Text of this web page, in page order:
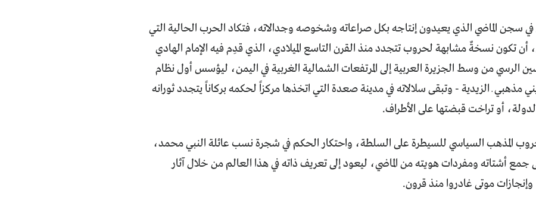
في سجن الماضي الذي يعيدون إنتاجه بكل صراعاته وشخوصه وجدالاته، فتكاد الحرب الحالية التي
أن تكون نسخةٌ مشابهة لحروب تتجدد منذ القرن التاسع الميلادي، الذي قدِم فيه الإمام الهادي
الرسي من وسط الجزيرة العربية إلى المرتفعات الشمالية الغربية في اليمن، ليؤسس أول نظام
مذهبي ـ الزيدية - وتبقى سلالاته في مدينة صعدة التي اتخذها مركزاً لحكمه بركاناً يتجدد ثورانه
أو تراخت قبضتها على الأطراف.
المذهب السياسي للسيطرة على السلطة، واحتكار الحكم في شجرة نسب عائلة النبي محمد،
جمع أشتاته ومفردات هويته من الماضي، ليعود إلى تعريف ذاته في هذا العالم من خلال آثار
موتى غادروا منذ قرون.